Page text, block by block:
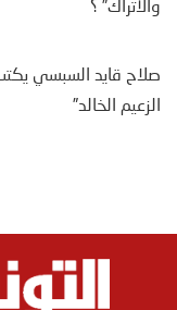
والأتراك” ؟
صلاح قايد السبسي
الزعيم الخالد”